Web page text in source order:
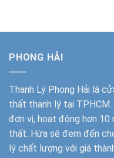
PHONG HẢI
Thanh Lý Phong Hải là
thất thanh lý tại TPHCM.
đơn vị, hoạt động hơn 10
thất. Hứa sẽ đem đến
lý chất lượng với giá